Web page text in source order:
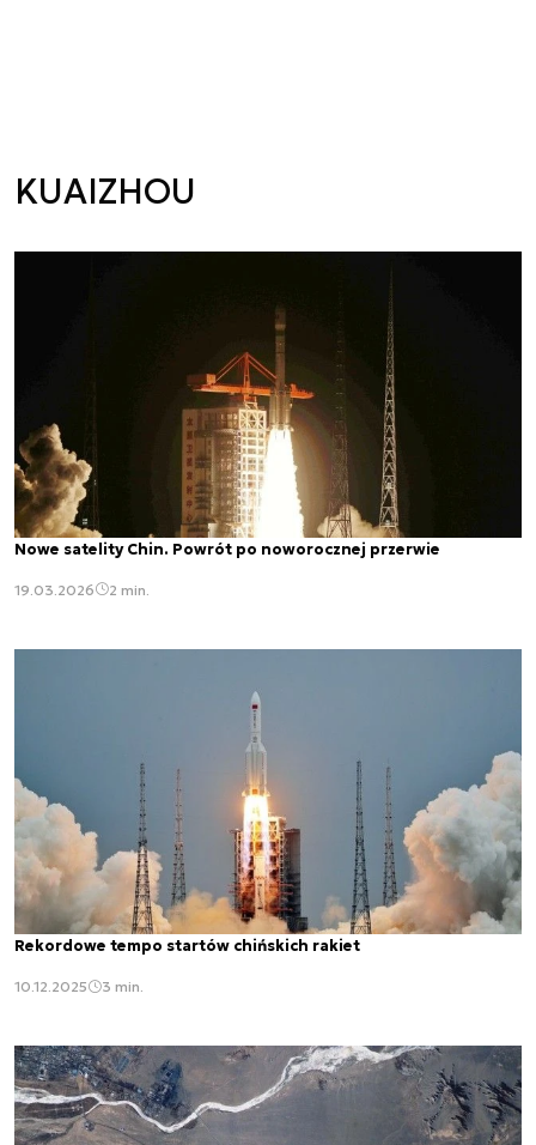
KUAIZHOU
Nowe satelity Chin. Powrót po noworocznej przerwie
19.03.2026 2 min.
Rekordowe tempo startów chińskich rakiet
10.12.2025 3 min.